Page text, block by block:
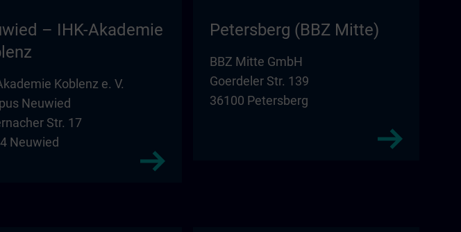
– IHK-Akademie
Koblenz e. V.
Neuwied
Str. 17
Neuwied
Petersberg (BBZ Mitte)
BBZ Mitte GmbH
Goerdeler Str. 139
36100 Petersberg